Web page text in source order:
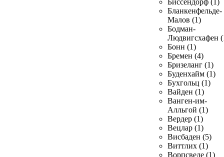
Биссендорф (1)
Бланкенфельде-
Малов (1)
Бодман-
Людвигсхафен
Бонн (1)
Бремен (4)
Бризеланг (1)
Буденхайм (1)
Бухгольц (1)
Вайден (1)
Ванген-им-
Алльгой (1)
Вердер (1)
Вецлар (1)
Висбаден (5)
Виттлих (1)
Ворпсведе (1)